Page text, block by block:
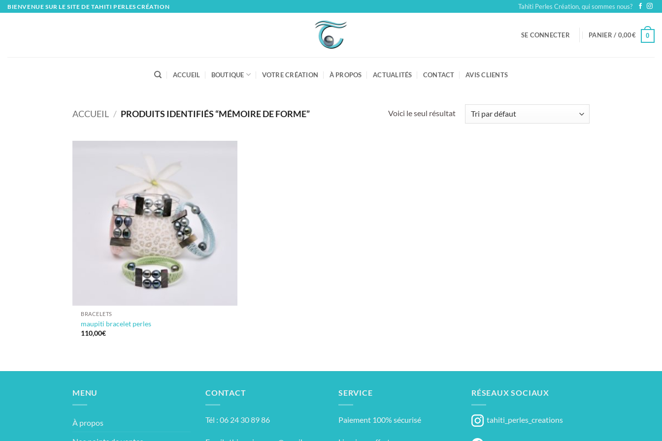
SkipBIENVENUE SUR LE SITE DE TAHITI PERLES CRÉATION Tahiti Perles Création, qui sommes nous?
SE CONNECTER PANIER / 0,00€ 0
ACCUEIL BOUTIQUE VOTRE CRÉATION À PROPOS ACTUALITÉS CONTACT AVIS CLIENTS
ACCUEIL / PRODUITS IDENTIFIÉS “MÉMOIRE DE FORME” Voici le seul résultat
BRACELETS
maupiti bracelet perles
110,00€
MENU
À propos
CONTACT
Tél : 06 24 30 89 86
SERVICE
Paiement 100% sécurisé
RÉSEAUX SOCIAUX
tahiti_perles_creations